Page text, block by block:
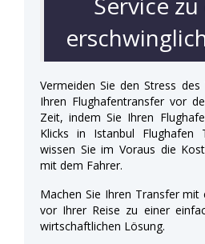
Vermeiden Sie den Stress
Ihren Flughafentransfer vor
Zeit, indem Sie Ihren
Klicks in Istanbul Flughafen
wissen Sie im Voraus die
mit dem Fahrer.
Machen Sie Ihren Transfer
vor Ihrer Reise zu einer
wirtschaftlichen Lösung.